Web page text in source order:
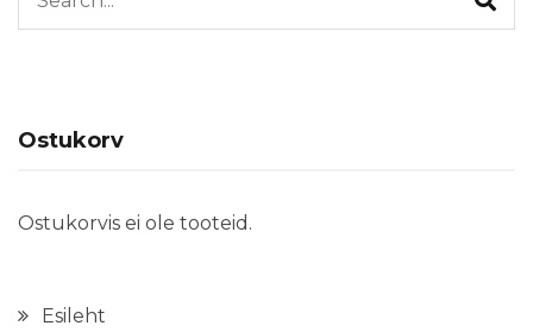
Ostukorv
Ostukorvis ei ole tooteid.
Esileht